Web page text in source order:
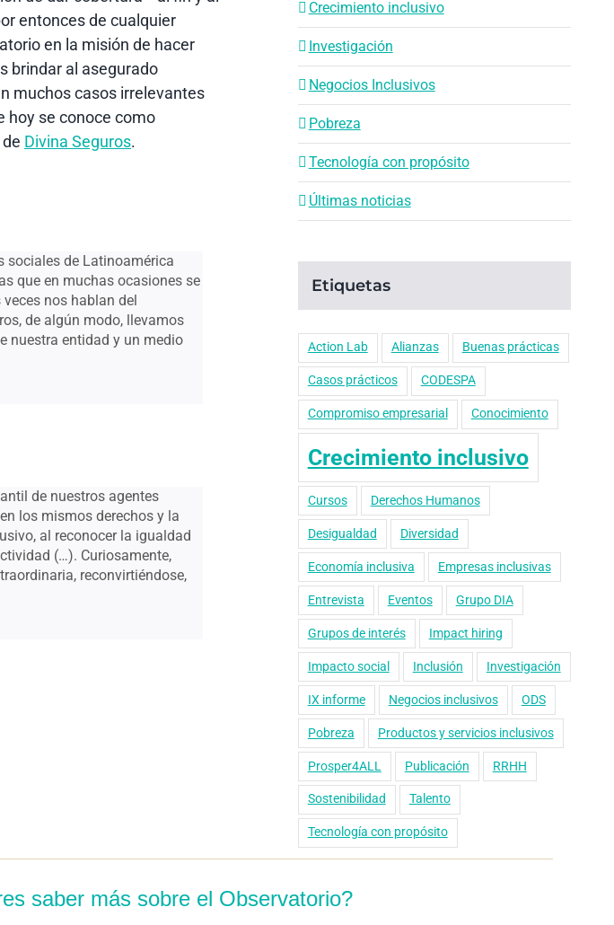
entonces de cualquier
en la misión de hacer
brindar al asegurado
muchos casos irrelevantes
hoy se conoce como
Divina Seguros.
sociales de Latinoamérica
que en muchas ocasiones se
nos hablan del
de algún modo, llevamos
nuestra entidad y un medio
de nuestros agentes
los mismos derechos y la
al reconocer la igualdad
(…). Curiosamente,
reconvirtiéndose,
Crecimiento inclusivo
Investigación
Negocios Inclusivos
Pobreza
Tecnología con propósito
Últimas noticias
Etiquetas
Action Lab Alianzas Buenas prácticas
Casos prácticos CODESPA
Compromiso empresarial Conocimiento
Crecimiento inclusivo
Cursos Derechos Humanos
Desigualdad Diversidad
Economía inclusiva Empresas inclusivas
Entrevista Eventos Grupo DIA
Grupos de interés Impact hiring
Impacto social Inclusión Investigación
IX informe Negocios inclusivos ODS
Pobreza Productos y servicios inclusivos
Prosper4ALL Publicación RRHH
Sostenibilidad Talento
Tecnología con propósito
saber más sobre el Observatorio?